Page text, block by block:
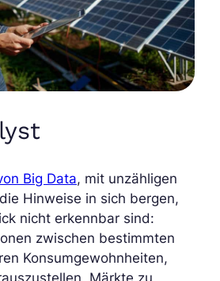
Big Data, mit unzähligen
Hinweise in sich bergen,
nicht erkennbar sind:
zwischen bestimmten
Konsumgewohnheiten,